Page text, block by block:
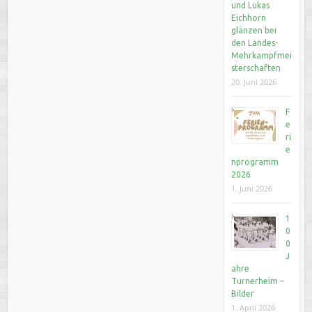
und Lukas
Eichhorn
glänzen bei
den Landes-
Mehrkampfmei
sterschaften
20. Juni 2026
F
e
ri
e
nprogramm
2026
1. Juni 2026
1
0
0
J
ahre
Turnerheim –
Bilder
1. April 2026